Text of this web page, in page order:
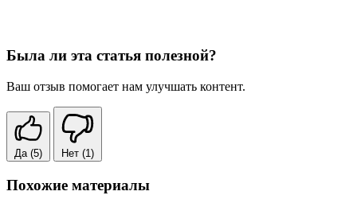
Была ли эта статья полезной?
Ваш отзыв помогает нам улучшать контент.
Да (5) Нет (1)
Похожие материалы